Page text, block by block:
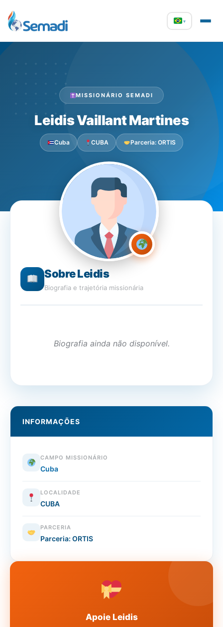
▾
MISSIONÁRIO SEMADI
Leidis Vaillant Martines
Cuba CUBA Parceria: ORTIS
Sobre Leidis
Biografia e trajetória missionária
Biografia ainda não disponível.
INFORMAÇÕES
CAMPO MISSIONÁRIO
Cuba
LOCALIDADE
CUBA
PARCERIA
Parceria: ORTIS
Apoie Leidis